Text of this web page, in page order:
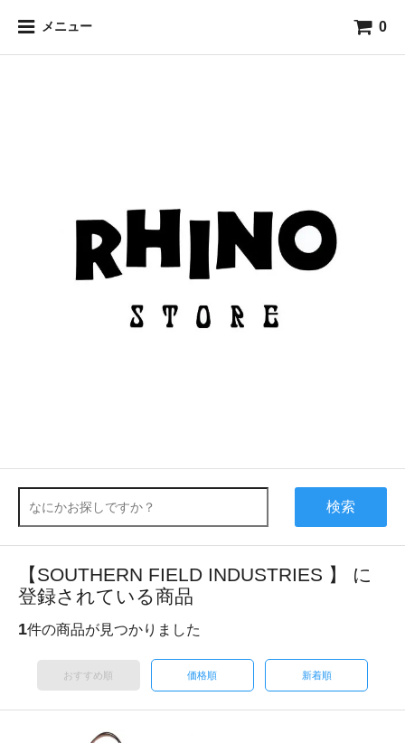
メニュー 0
検索
【SOUTHERN FIELD INDUSTRIES 】 に
登録されている商品
1件の商品が見つかりました
おすすめ順 価格順 新着順